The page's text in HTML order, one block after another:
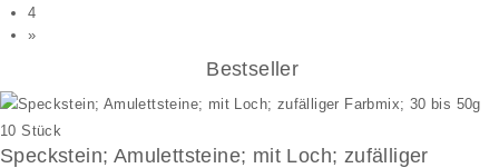
4
»
Bestseller
Speckstein; Amulettsteine; mit Loch; zufälliger